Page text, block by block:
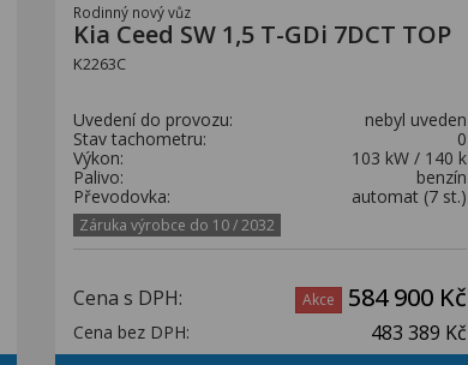
Rodinný nový vůz
Kia Ceed SW 1,5 T-GDi 7DCT TOP
K2263C
Uvedení do provozu:
nebyl uveden
Stav tachometru:
0
Výkon:
103 kW / 140 k
Palivo:
benzín
Převodovka:
automat (7 st.)
Záruka výrobce do 10 / 2032
Cena s DPH: Akce 584 900 Kč
Cena bez DPH: 483 389 Kč